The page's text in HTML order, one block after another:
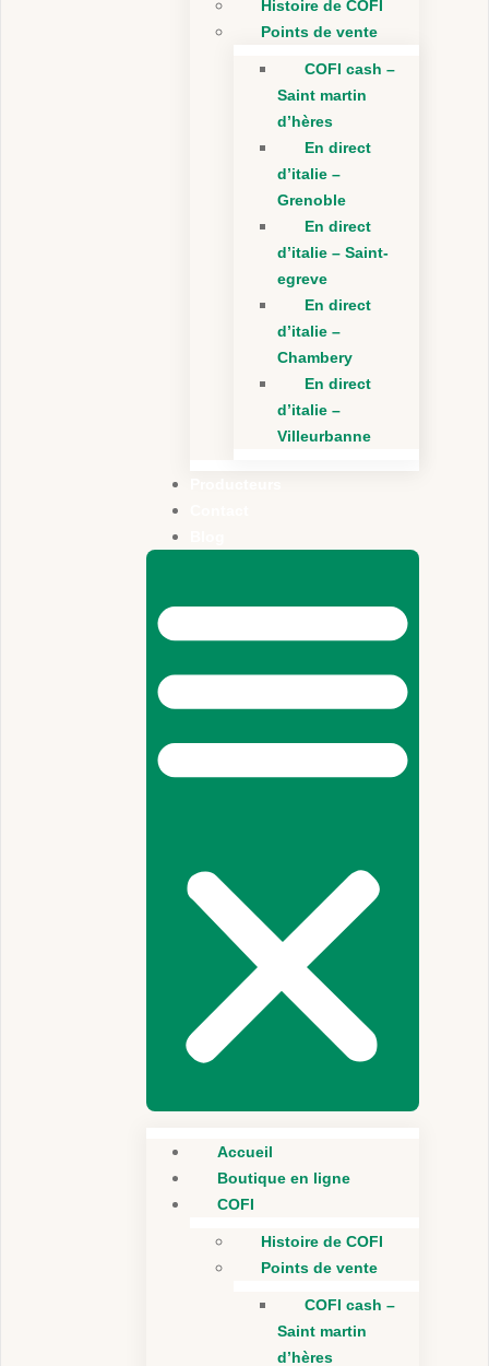
Histoire de COFI
Points de vente
COFI cash –
Saint martin
d’hères
En direct
d’italie –
Grenoble
En direct
d’italie – Saint-
egreve
En direct
d’italie –
Chambery
En direct
d’italie –
Villeurbanne
Accueil
Boutique en ligne
COFI
Histoire de COFI
Points de vente
COFI cash –
Saint martin
d’hères